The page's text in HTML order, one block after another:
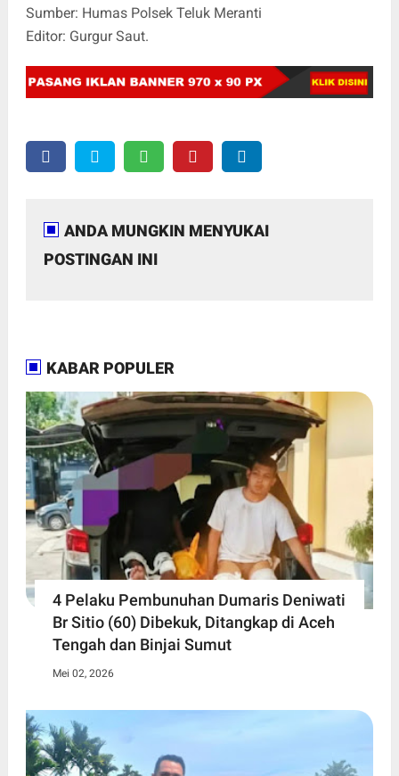
Sumber: Humas Polsek Teluk Meranti
Editor: Gurgur Saut.
ANDA MUNGKIN MENYUKAI
POSTINGAN INI
KABAR POPULER
4 Pelaku Pembunuhan Dumaris Deniwati
Br Sitio (60) ‎Dibekuk, Ditangkap di Aceh
Tengah ‎dan Binjai Sumut
Mei 02, 2026